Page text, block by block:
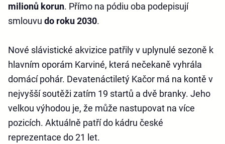
milionů korun. Přímo na pódiu oba podepisují
smlouvu do roku 2030.
Nové slávistické akvizice patřily v uplynulé sezoně k
hlavním oporám Karviné, která nečekaně vyhrála
domácí pohár. Devatenáctiletý Kačor má na kontě v
nejvyšší soutěži zatím 19 startů a dvě branky. Jeho
velkou výhodou je, že může nastupovat na více
pozicích. Aktuálně patří do kádru české
reprezentace do 21 let.